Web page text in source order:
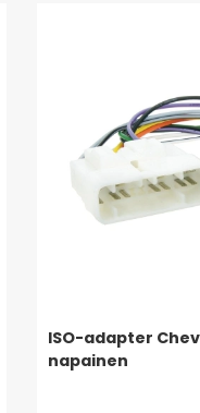
ISO-adapter
napainen